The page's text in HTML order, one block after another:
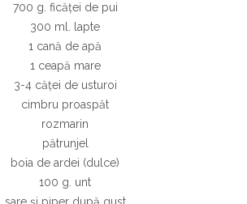
700 g. ficăței de pui
300 ml. lapte
1 cană de apă
1 ceapă mare
3-4 căței de usturoi
cimbru proaspăt
rozmarin
pătrunjel
boia de ardei (dulce)
100 g. unt